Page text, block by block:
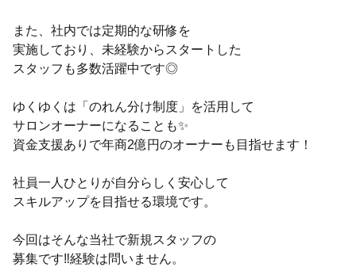
また、社内では定期的な研修を
実施しており、未経験からスタートした
スタッフも多数活躍中です◎
ゆくゆくは「のれん分け制度」を活用して
サロンオーナーになることも✨
資金支援ありで年商2億円のオーナーも目指せます！
社員一人ひとりが自分らしく安心して
スキルアップを目指せる環境です。
今回はそんな当社で新規スタッフの
募集です‼経験は問いません。